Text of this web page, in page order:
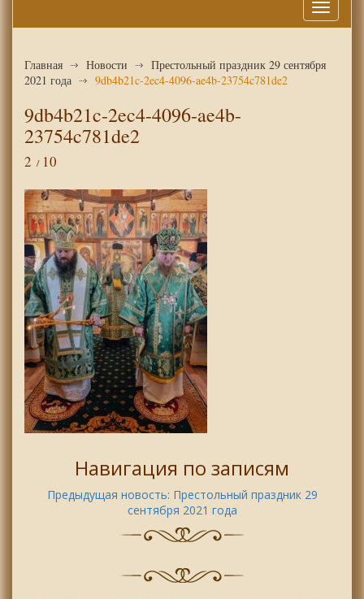
Меню
Главная Новости
Престольный праздник 29 сентября
2021 года
9db4b21c-2ec4-4096-ae4b-23754c781de2
9db4b21c-2ec4-4096-ae4b-
23754c781de2
2 10
Навигация по записям
Предыдущая новость: Престольный праздник 29
сентября 2021 года